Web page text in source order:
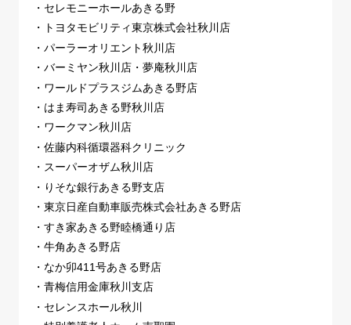
・セレモニーホールあきる野
・トヨタモビリティ東京株式会社秋川店
・パーラーオリエント秋川店
・バーミヤン秋川店・夢庵秋川店
・ワールドプラスジムあきる野店
・はま寿司あきる野秋川店
・ワークマン秋川店
・佐藤内科循環器科クリニック
・スーパーオザム秋川店
・りそな銀行あきる野支店
・東京日産自動車販売株式会社あきる野店
・すき家あきる野睦橋通り店
・牛角あきる野店
・なか卯411号あきる野店
・青梅信用金庫秋川支店
・セレンスホール秋川